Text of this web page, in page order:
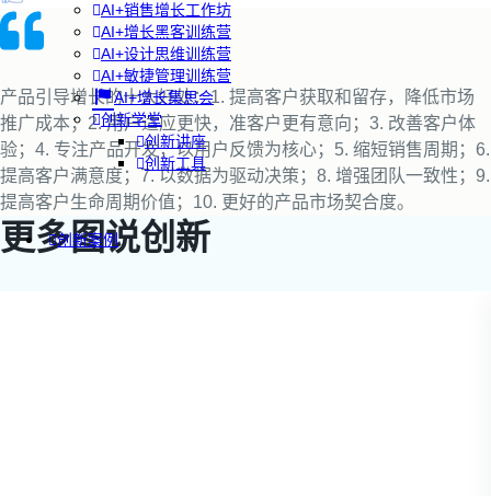
AI+销售增长工作坊
AI+增长黑客训练营
AI+设计思维训练营
AI+敏捷管理训练营
AI+增长集思会
创新学堂
创新讲座
创新工具
创新案例
产品引导增长的十大好处：1. 提高客户获取和留存，降低市场
推广成本；2. 用户适应更快，准客户更有意向；3. 改善客户体
验；4. 专注产品开发，以用户反馈为核心；5. 缩短销售周期；6.
提高客户满意度；7. 以数据为驱动决策；8. 增强团队一致性；9.
提高客户生命周期价值；10. 更好的产品市场契合度。
更多图说创新